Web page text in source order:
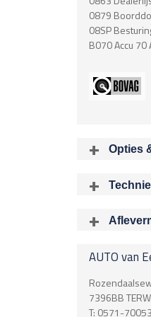
0879
08SP
B070 Accu 70
Opties
Extra's
Metaalkleur
Airbag
Airbag
6
6.10 sec
Boring X Slag
0.00 mm
AUTO van
7396BB
T: 0571-